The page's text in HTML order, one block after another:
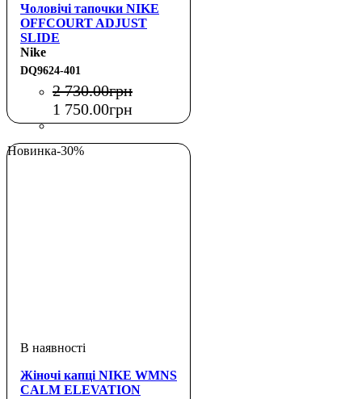
Чоловічі тапочки NIKE
OFFCOURT ADJUST
SLIDE
Nike
DQ9624-401
2 730.00грн
1 750.00грн
Новинка-30%
Жіночі капці NIKE WMNS
CALM ELEVATION